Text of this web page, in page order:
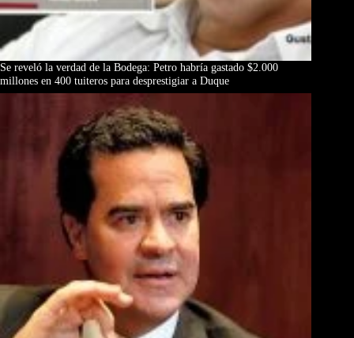
Se reveló la verdad de la Bodega: Petro habría gastado $2.000
millones en 400 tuiteros para desprestigiar a Duque